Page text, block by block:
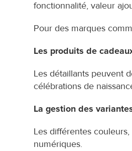
fonctionnalité, valeur
Pour des marques
Les produits de
Les détaillants peuvent
célébrations de
La gestion des
Les différentes
numériques.